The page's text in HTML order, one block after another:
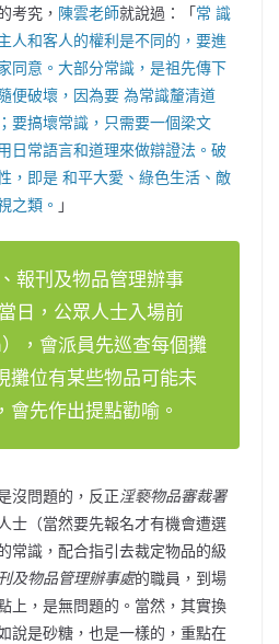
考究， 陳雲老師就說過：「常 識
人和客人的權利是不同的，要進
同意。大部分常識，是祖先傳下
便破壞，因為要 為常識釐清道
要搞壞常識，只需要一個梁文
日常語言和道理來做辯證法。破
，即是 和平大愛、綠色生活、敵
之類。 」
報刊及物品管理辦事
日，公眾人士入場前
），會派員先巡查每個攤
攤位有某些物品可能未
會先作出提點勸喻。
沒問題的，反正淫褻物品審裁署
士（當然要先報名才有機會遭選
常識，配合指引去裁定物品的級
及物品管理辦事處的職員，到場
上，是無問題的。當然，其實換
說是砂糖，也是一樣的，重點在